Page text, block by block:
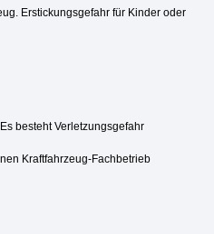
Erstickungsgefahr für Kinder oder
besteht Verletzungsgefahr
Kraftfahrzeug-Fachbetrieb